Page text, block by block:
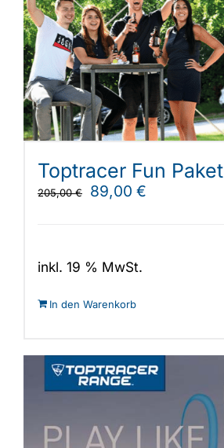
Toptracer Fun Paket
205,00€
Ursprünglicher
89,00 €
inkl. 19 % MwSt.
In den Warenkorb